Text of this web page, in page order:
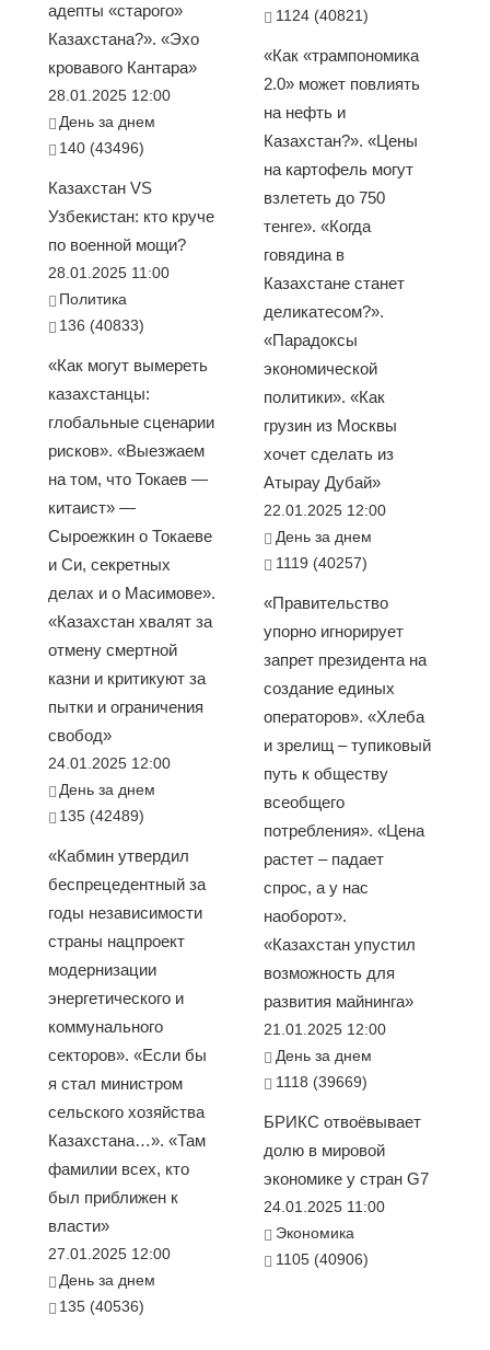
адепты «старого»
Казахстана?». «Эхо
кровавого Кантара»
28.01.2025 12:00
День за днем
140 (43496)
Казахстан VS
Узбекистан: кто круче
по военной мощи?
28.01.2025 11:00
Политика
136 (40833)
«Как могут вымереть
казахстанцы:
глобальные сценарии
рисков». «Выезжаем
на том, что Токаев —
китаист» —
Сыроежкин о Токаеве
и Си, секретных
делах и о Масимове».
«Казахстан хвалят за
отмену смертной
казни и критикуют за
пытки и ограничения
свобод»
24.01.2025 12:00
День за днем
135 (42489)
«Кабмин утвердил
беспрецедентный за
годы независимости
страны нацпроект
модернизации
энергетического и
коммунального
секторов». «Если бы
я стал министром
сельского хозяйства
Казахстана…». «Там
фамилии всех, кто
был приближен к
власти»
27.01.2025 12:00
День за днем
135 (40536)
1124 (40821)
«Как «трампономика
2.0» может повлиять
на нефть и
Казахстан?». «Цены
на картофель могут
взлететь до 750
тенге». «Когда
говядина в
Казахстане станет
деликатесом?».
«Парадоксы
экономической
политики». «Как
грузин из Москвы
хочет сделать из
Атырау Дубай»
22.01.2025 12:00
День за днем
1119 (40257)
«Правительство
упорно игнорирует
запрет президента на
создание единых
операторов». «Хлеба
и зрелищ – тупиковый
путь к обществу
всеобщего
потребления». «Цена
растет – падает
спрос, а у нас
наоборот».
«Казахстан упустил
возможность для
развития майнинга»
21.01.2025 12:00
День за днем
1118 (39669)
БРИКС отвоёвывает
долю в мировой
экономике у стран G7
24.01.2025 11:00
Экономика
1105 (40906)